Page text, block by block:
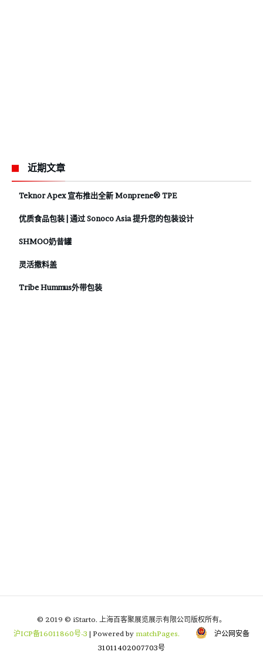
近期文章
Teknor Apex 宣布推出全新 Monprene® TPE
优质食品包装 | 通过 Sonoco Asia 提升您的包装设计
SHMOO奶昔罐
灵活撒料盖
Tribe Hummus外带包装
© 2019 © iStarto. 上海百客聚展览展示有限公司版权所有。
沪ICP备16011860号-3 | Powered by matchPages.
沪公网安备
31011402007703号